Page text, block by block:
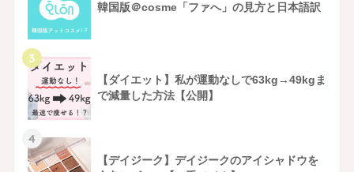
韓国版＠cosme「ファへ」の見方と日本語訳
3
【ダイエット】私が運動なしで63kg→49kgま
で減量した方法【公開】
4
【デイジーク】デイジークのアイシャドウを